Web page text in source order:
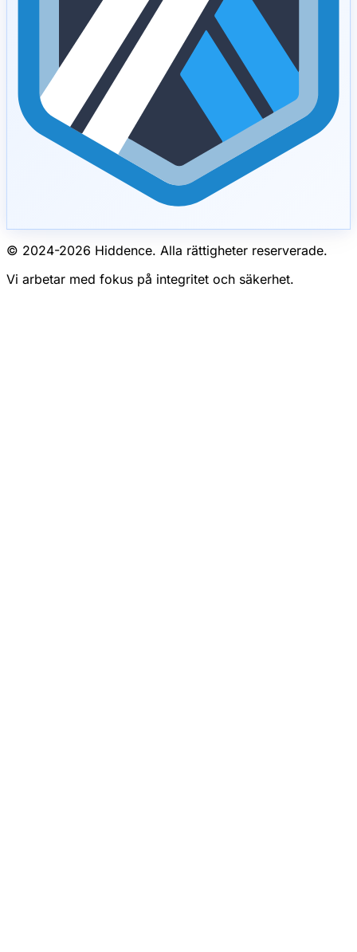
© 2024-2026 Hiddence. Alla rättigheter reserverade.
Vi arbetar med fokus på integritet och säkerhet.